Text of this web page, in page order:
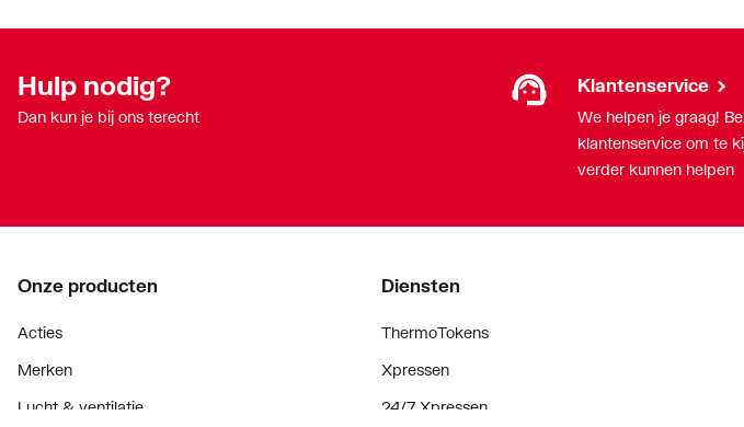
Hulp nodig?
Dan kun je bij ons terecht
Klantenservice
We helpen je graag!
klantenservice om te
verder kunnen helpen
Onze producten
Acties
Merken
Lucht & ventilatie
Diensten
ThermoTokens
Xpressen
24/7 Xpressen